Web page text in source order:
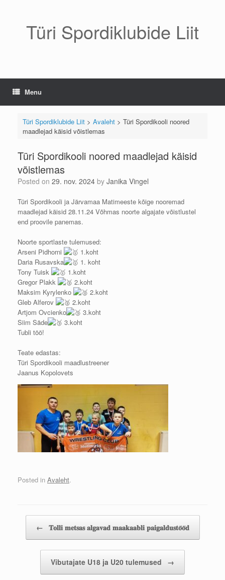
Türi Spordiklubide Liit
Menu
Türi Spordiklubide Liit> Avaleht> Türi Spordikooli noored
maadlejad käisid võistlemas
Türi Spordikooli noored maadlejad käisid
võistlemas
Posted on 29. nov. 2024 by Janika Vingel
Türi Spordikooli ja Järvamaa Matimeeste kõige nooremad
maadlejad käisid 28.11.24 Võhmas noorte algajate võistlustel
end proovile panemas.
Noorte sportlaste tulemused:
Arseni Pidhorni
1.koht
Daria Rusavska
1. koht
Tony Tuisk
1.koht
Gregor Plakk
2.koht
Maksim Kyrylenko
2.koht
Gleb Alferov
2.koht
Artjom Ovcienko
3.koht
Siim Säde
3.koht
Tubli töö!
Teate edastas:
Türi Spordikooli maadlustreener
Jaanus Kopolovets
Posted in Avaleht.
← 𝐓𝐨𝐥𝐥𝐢 𝐦𝐞𝐭𝐬𝐚𝐬 𝐚𝐥𝐠𝐚𝐯𝐚𝐝 𝐦𝐚𝐚𝐤𝐚𝐚𝐛𝐥𝐢 𝐩𝐚𝐢𝐠𝐚𝐥𝐝𝐮𝐬𝐭𝐨̈𝐨̈𝐝
Vibutajate U18 ja U20 tulemused →